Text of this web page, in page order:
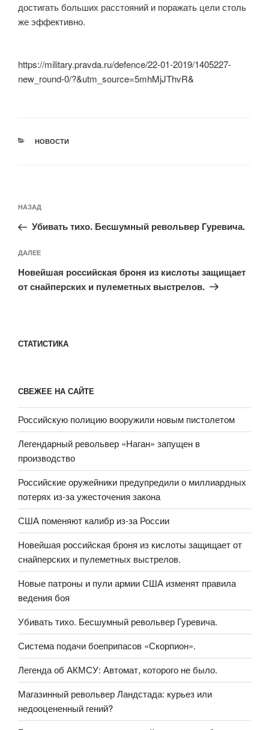
достигать больших расстояний и поражать цели столь
же эффективно.
https://military.pravda.ru/defence/22-01-2019/1405227-
new_round-0/?&utm_source=5mhMjJThvR&
РУБРИКИ
НОВОСТИ
по
записям
Предыдущая
запись:
НАЗАД
Убивать тихо. Бесшумный револьвер Гуревича.
Следующая
запись
ДАЛЕЕ
Новейшая российская броня из кислоты защищает
от снайперских и пулеметных выстрелов.
СТАТИСТИКА
СВЕЖЕЕ НА САЙТЕ
Российскую полицию вооружили новым пистолетом
Легендарный револьвер «Наган» запущен в
производство
Российские оружейники предупредили о миллиардных
потерях из-за ужесточения закона
США поменяют калибр из-за России
Новейшая российская броня из кислоты защищает от
снайперских и пулеметных выстрелов.
Новые патроны и пули армии США изменят правила
ведения боя
Убивать тихо. Бесшумный револьвер Гуревича.
Система подачи боеприпасов «Скорпион».
Легенда об АКМСУ: Автомат, которого не было.
Магазинный револьвер Ландстада: курьез или
недооцененный гений?